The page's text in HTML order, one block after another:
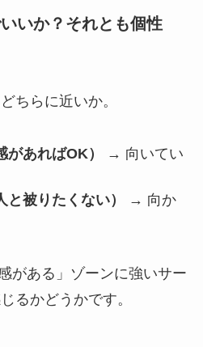
いか？それとも個性
ちらに近いか。
あればOK）
→ 向いてい
被りたくない）
→ 向か
がある」ゾーンに強いサー
るかどうかです。